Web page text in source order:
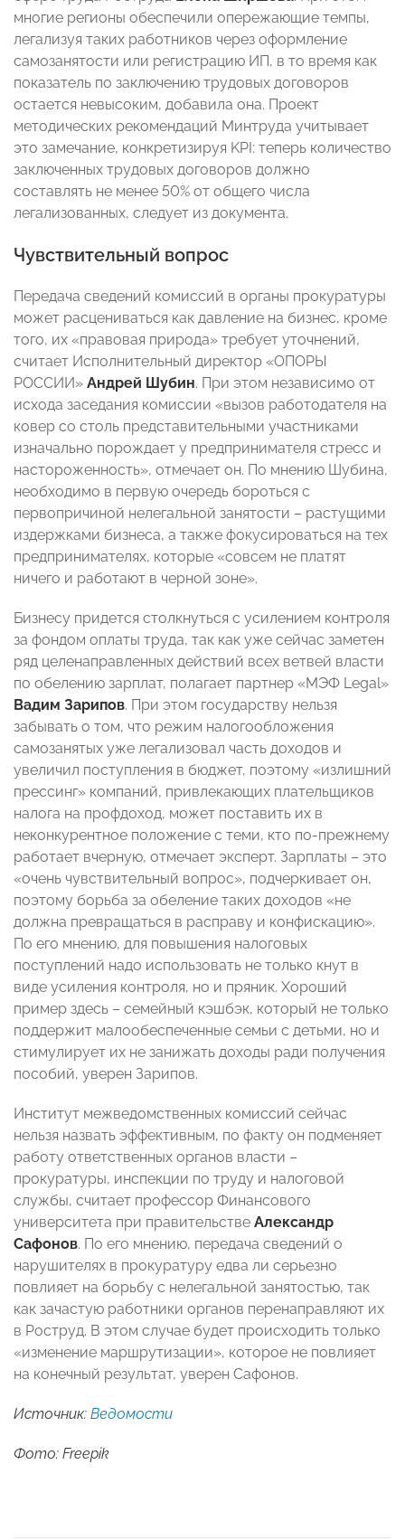
многие регионы обеспечили опережающие темпы,
легализуя таких работников через оформление
самозанятости или регистрацию ИП, в то время как
показатель по заключению трудовых договоров
остается невысоким, добавила она. Проект
методических рекомендаций Минтруда учитывает
это замечание, конкретизируя KPI: теперь количество
заключенных трудовых договоров должно
составлять не менее 50% от общего числа
легализованных, следует из документа.
Чувствительный вопрос
Передача сведений комиссий в органы прокуратуры
может расцениваться как давление на бизнес, кроме
того, их «правовая природа» требует уточнений,
считает Исполнительный директор «ОПОРЫ
РОССИИ» Андрей Шубин. При этом независимо от
исхода заседания комиссии «вызов работодателя на
ковер со столь представительными участниками
изначально порождает у предпринимателя стресс и
настороженность», отмечает он. По мнению Шубина,
необходимо в первую очередь бороться с
первопричиной нелегальной занятости – растущими
издержками бизнеса, а также фокусироваться на тех
предпринимателях, которые «совсем не платят
ничего и работают в черной зоне».
Бизнесу придется столкнуться с усилением контроля
за фондом оплаты труда, так как уже сейчас заметен
ряд целенаправленных действий всех ветвей власти
по обелению зарплат, полагает партнер «МЭФ Legal»
Вадим Зарипов. При этом государству нельзя
забывать о том, что режим налогообложения
самозанятых уже легализовал часть доходов и
увеличил поступления в бюджет, поэтому «излишний
прессинг» компаний, привлекающих плательщиков
налога на профдоход, может поставить их в
неконкурентное положение с теми, кто по-прежнему
работает вчерную, отмечает эксперт. Зарплаты – это
«очень чувствительный вопрос», подчеркивает он,
поэтому борьба за обеление таких доходов «не
должна превращаться в расправу и конфискацию».
По его мнению, для повышения налоговых
поступлений надо использовать не только кнут в
виде усиления контроля, но и пряник. Хороший
пример здесь – семейный кэшбэк, который не только
поддержит малообеспеченные семьи с детьми, но и
стимулирует их не занижать доходы ради получения
пособий, уверен Зарипов.
Институт межведомственных комиссий сейчас
нельзя назвать эффективным, по факту он подменяет
работу ответственных органов власти –
прокуратуры, инспекции по труду и налоговой
службы, считает профессор Финансового
университета при правительстве Александр
Сафонов. По его мнению, передача сведений о
нарушителях в прокуратуру едва ли серьезно
повлияет на борьбу с нелегальной занятостью, так
как зачастую работники органов перенаправляют их
в Роструд. В этом случае будет происходить только
«изменение маршрутизации», которое не повлияет
на конечный результат, уверен Сафонов.
Источник: Ведомости
Фото: Freepik